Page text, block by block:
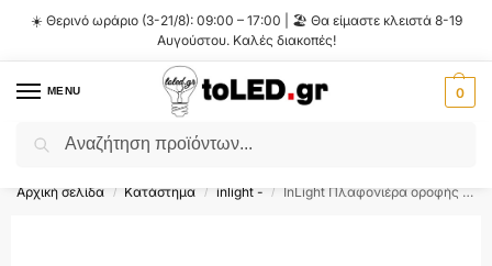
☀️ Θερινό ωράριο (3-21/8): 09:00 – 17:00 | 🏖️ Θα είμαστε κλειστά 8-19
Αυγούστου. Καλές διακοπές!
MENU 0
Flash Sale ⚡ 10% Έκπτωση με τον κωδικό
Αρχική σελίδα / Κατάστημα / inlight - / InLight Πλαφονιέρα οροφής LED 32W 4000K από λευκό ακρυλικό D:43,5cm (42163-B-Λευκό)